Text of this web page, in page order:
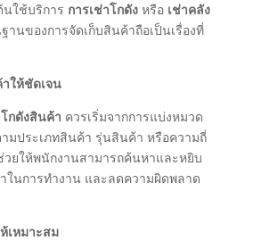
นใช้บริการ การเช่าโกดังหรือ เช่าคลัง
านของการจัดเก็บสินค้าถือเป็นเรื่องที่
ให้ชัดเจน
โกดังสินค้า ควรเริ่มจากการแบ่งหมวด
มประเภทสินค้า รุ่นสินค้า หรือความถี่
ยให้พนักงานสามารถค้นหาและหยิบ
ในการทำงาน และลดความผิดพลาด
เหมาะสม